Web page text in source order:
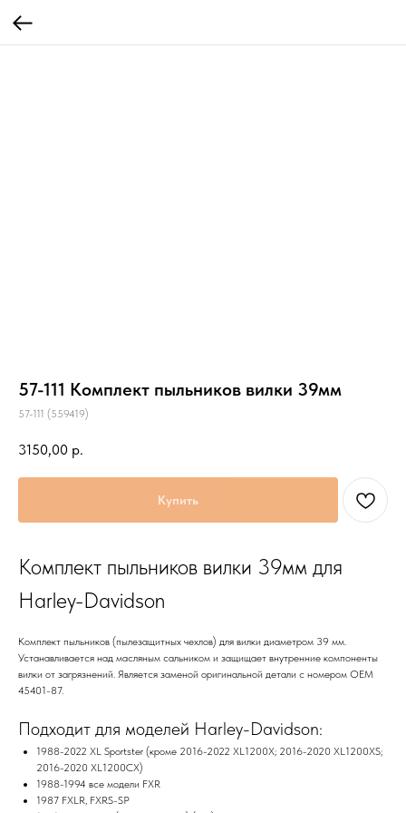
57-111 Комплект пыльников вилки 39мм
57-111 (559419)
3150,00 р.
Купить
Комплект пыльников вилки 39мм для
Harley-Davidson
Комплект пыльников (пылезащитных чехлов) для вилки диаметром 39 мм.
Устанавливается над масляным сальником и защищает внутренние компоненты
вилки от загрязнений. Является заменой оригинальной детали с номером OEM
45401-87.
Подходит для моделей Harley-Davidson:
1988-2022 XL Sportster (кроме 2016-2022 XL1200X; 2016-2020 XL1200XS;
2016-2020 XL1200CX)
1988-1994 все модели FXR
1987 FXLR, FXRS-SP